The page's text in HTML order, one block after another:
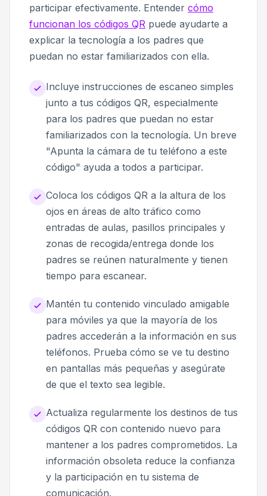
participar efectivamente. Entender cómo
funcionan los códigos QR puede ayudarte a
explicar la tecnología a los padres que
puedan no estar familiarizados con ella.
Incluye instrucciones de escaneo simples
junto a tus códigos QR, especialmente
para los padres que puedan no estar
familiarizados con la tecnología. Un breve
"Apunta la cámara de tu teléfono a este
código" ayuda a todos a participar.
Coloca los códigos QR a la altura de los
ojos en áreas de alto tráfico como
entradas de aulas, pasillos principales y
zonas de recogida/entrega donde los
padres se reúnen naturalmente y tienen
tiempo para escanear.
Mantén tu contenido vinculado amigable
para móviles ya que la mayoría de los
padres accederán a la información en sus
teléfonos. Prueba cómo se ve tu destino
en pantallas más pequeñas y asegúrate
de que el texto sea legible.
Actualiza regularmente los destinos de tus
códigos QR con contenido nuevo para
mantener a los padres comprometidos. La
información obsoleta reduce la confianza
y la participación en tu sistema de
comunicación.